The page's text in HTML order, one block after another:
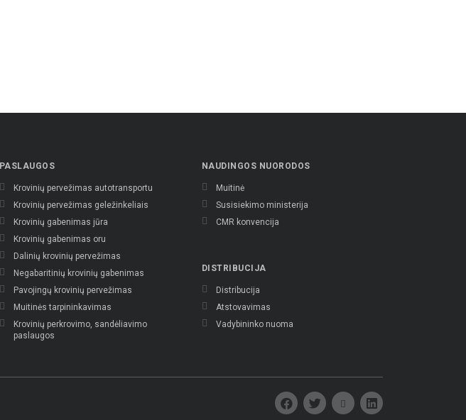
PASLAUGOS
Krovinių pervežimas autotransportu
Krovinių pervežimas geležinkeliais
Krovinių gabenimas jūra
Krovinių gabenimas oru
Dalinių krovinių pervežimas
Negabaritinių krovinių gabenimas
Pavojingų krovinių pervežimas
Muitinės tarpininkavimas
Krovinių perkrovimo, sandėliavimo
paslaugos
NAUDINGOS NUORODOS
Muitinė
Susisiekimo ministerija
CMR konvencija
DISTRIBUCIJA
Distribucija
Atstovavimas
Vadybininko nuoma